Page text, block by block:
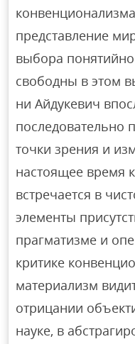
представление
выбора
свободны в этом
ни Айдукевич
последовательно
точки зрения и
настоящее время
встречается в
элементы
прагматизме и
критике
материализм
отрицании
науке, в